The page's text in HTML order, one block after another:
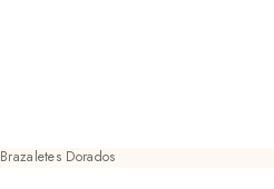
Brazaletes Dorados